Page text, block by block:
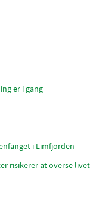
er i gang
i Limfjorden
risikerer at overse livet